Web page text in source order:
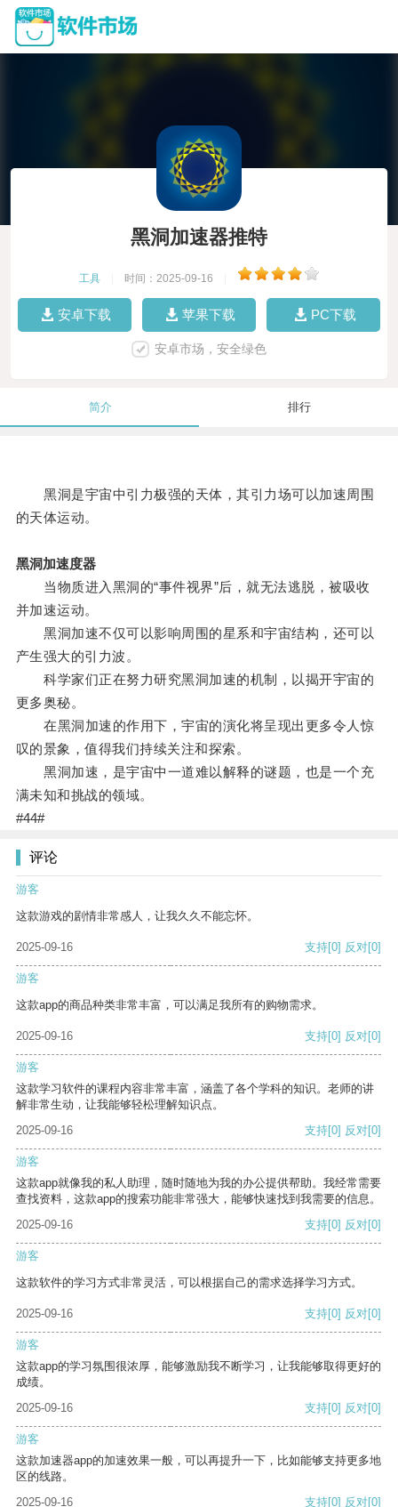
黑洞加速器推特
工具 时间：2025-09-16
安卓下载 苹果下载 PC下载
安卓市场，安全绿色
简介 排行
黑洞是宇宙中引力极强的天体，其引力场可以加速周围
的天体运动。
黑洞加速度器
当物质进入黑洞的“事件视界”后，就无法逃脱，被吸收
并加速运动。
黑洞加速不仅可以影响周围的星系和宇宙结构，还可以
产生强大的引力波。
科学家们正在努力研究黑洞加速的机制，以揭开宇宙的
更多奥秘。
在黑洞加速的作用下，宇宙的演化将呈现出更多令人惊
叹的景象，值得我们持续关注和探索。
黑洞加速，是宇宙中一道难以解释的谜题，也是一个充
满未知和挑战的领域。
#44#
评论
游客
这款游戏的剧情非常感人，让我久久不能忘怀。
2025-09-16 支持[0] 反对[0]
游客
这款app的商品种类非常丰富，可以满足我所有的购物需求。
2025-09-16 支持[0] 反对[0]
游客
这款学习软件的课程内容非常丰富，涵盖了各个学科的知识。老师的讲
解非常生动，让我能够轻松理解知识点。
2025-09-16
支持[0] 反对[0]
游客
这款app就像我的私人助理，随时随地为我的办公提供帮助。我经常需要
查找资料，这款app的搜索功能非常强大，能够快速找到我需要的信息。
2025-09-16
支持[0] 反对[0]
游客
这款软件的学习方式非常灵活，可以根据自己的需求选择学习方式。
2025-09-16 支持[0] 反对[0]
游客
这款app的学习氛围很浓厚，能够激励我不断学习，让我能够取得更好的
成绩。
2025-09-16
支持[0] 反对[0]
游客
这款加速器app的加速效果一般，可以再提升一下，比如能够支持更多地
区的线路。
2025-09-16
支持[0] 反对[0]